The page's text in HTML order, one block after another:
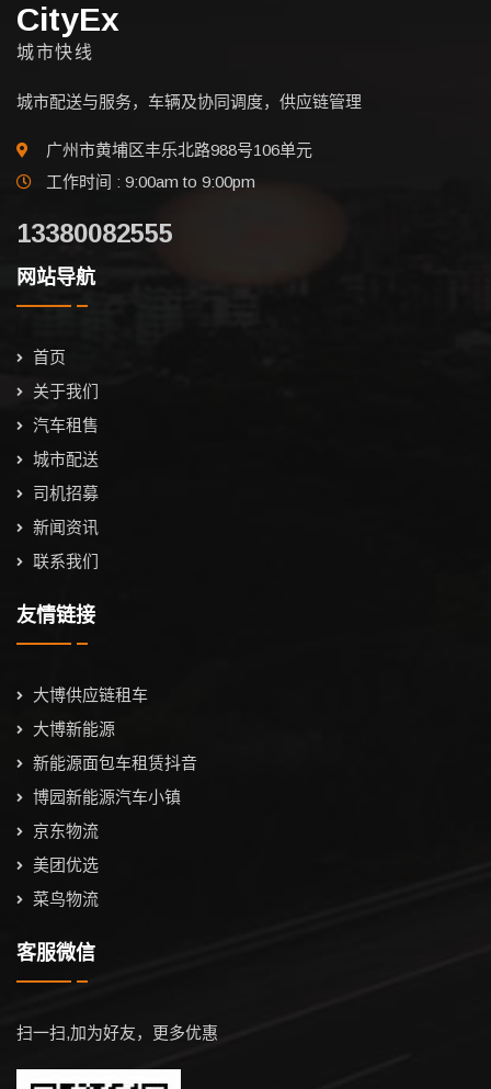
CityEx
城市快线
城市配送与服务，车辆及协同调度，供应链管理
广州市黄埔区丰乐北路988号106单元
工作时间 : 9:00am to 9:00pm
13380082555
网站导航
首页
关于我们
汽车租售
城市配送
司机招募
新闻资讯
联系我们
友情链接
大博供应链租车
大博新能源
新能源面包车租赁抖音
博园新能源汽车小镇
京东物流
美团优选
菜鸟物流
客服微信
扫一扫,加为好友，更多优惠